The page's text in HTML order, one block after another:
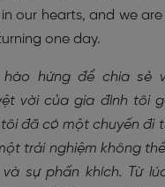
our hearts, and we
one day.
hứng để chia sẻ
vời của gia đình tôi
đã có một chuyến đi
trải nghiệm không
sự phấn khích. Từ